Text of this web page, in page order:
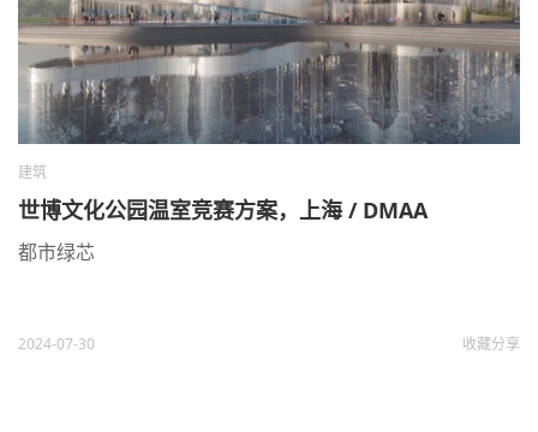
建筑
世博文化公园温室竞赛方案，上海 / DMAA
都市绿芯
2024-07-30 收藏分享